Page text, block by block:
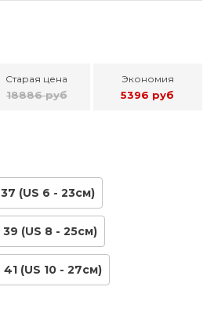
Старая цена
18886 руб
Экономия
5396 руб
37 (US 6 - 23см)
39 (US 8 - 25см)
41 (US 10 - 27см)